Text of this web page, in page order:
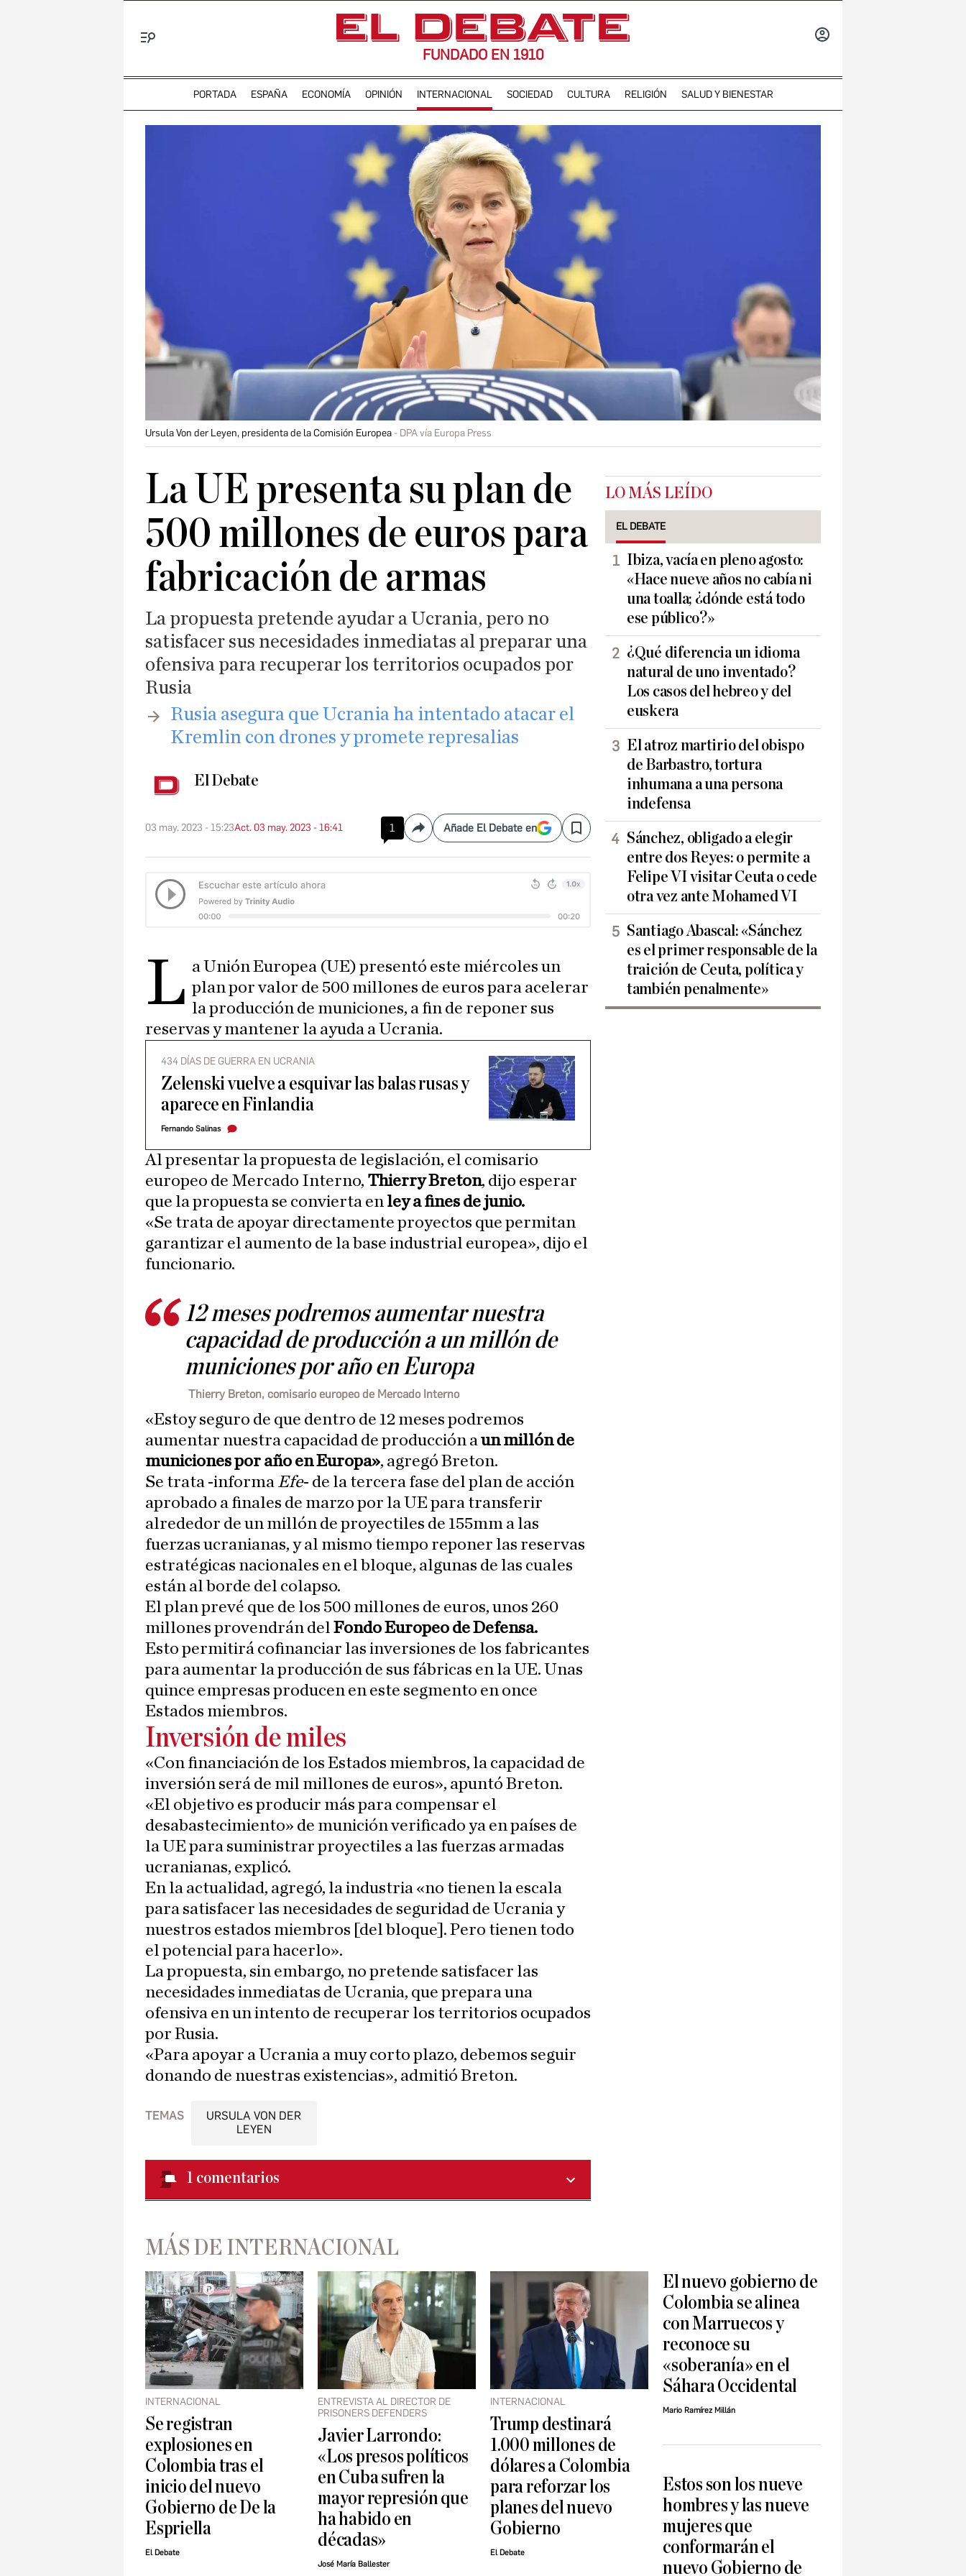
FUNDADO EN 1910
PORTADA ESPAÑA ECONOMÍA OPINIÓN INTERNACIONAL SOCIEDAD CULTURA RELIGIÓN SALUD Y BIENESTAR
Ursula Von der Leyen, presidenta de la Comisión Europea DPA vía Europa Press
La UE presenta su plan de
500 millones de euros para
fabricación de armas
La propuesta pretende ayudar a Ucrania, pero no
satisfacer sus necesidades inmediatas al preparar una
ofensiva para recuperar los territorios ocupados por
Rusia
​Rusia asegura que Ucrania ha intentado atacar el
Kremlin con drones y promete represalias
El Debate
03 may. 2023 - 15:23Act. 03 may. 2023 - 16:41 1 CompartirAñade El Debate en Save
L a Unión Europea (UE) presentó este miércoles un
plan por valor de 500 millones de euros para acelerar
la producción de municiones, a fin de reponer sus
reservas y mantener la ayuda a Ucrania.
434 DÍAS DE GUERRA EN UCRANIA
Zelenski vuelve a esquivar las balas rusas y
aparece en Finlandia
Fernando Salinas
Al presentar la propuesta de legislación, el comisario
europeo de Mercado Interno, Thierry Breton, dijo esperar
que la propuesta se convierta en ley a fines de junio.
«Se trata de apoyar directamente proyectos que permitan
garantizar el aumento de la base industrial europea», dijo el
funcionario.
12 meses podremos aumentar nuestra
capacidad de producción a un millón de
municiones por año en Europa
Thierry Breton, comisario europeo de Mercado Interno
«Estoy seguro de que dentro de 12 meses podremos
aumentar nuestra capacidad de producción aun millón de
municiones por año en Europa», agregó Breton.
Se trata -informa Efe- de la tercera fase del plan de acción
aprobado a finales de marzo por la UE para transferir
alrededor de un millón de proyectiles de 155mm a las
fuerzas ucranianas, y al mismo tiempo reponer las reservas
estratégicas nacionales en el bloque, algunas de las cuales
están al borde del colapso.
El plan prevé que de los 500 millones de euros, unos 260
millones provendrán del Fondo Europeo de Defensa.
Esto permitirá cofinanciar las inversiones de los fabricantes
para aumentar la producción de sus fábricas en la UE. Unas
quince empresas producen en este segmento en once
Estados miembros.
Inversión de miles
«Con financiación de los Estados miembros, la capacidad de
inversión será de mil millones de euros», apuntó Breton.
«El objetivo es producir más para compensar el
desabastecimiento» de munición verificado ya en países de
la UE para suministrar proyectiles a las fuerzas armadas
ucranianas, explicó.
En la actualidad, agregó, la industria «no tienen la escala
para satisfacer las necesidades de seguridad de Ucrania y
nuestros estados miembros [del bloque]. Pero tienen todo
el potencial para hacerlo».
La propuesta, sin embargo, no pretende satisfacer las
necesidades inmediatas de Ucrania, que prepara una
ofensiva en un intento de recuperar los territorios ocupados
por Rusia.
«Para apoyar a Ucrania a muy corto plazo, debemos seguir
donando de nuestras existencias», admitió Breton.
TEMAS
URSULA VON DER
LEYEN
1 comentarios
LO MÁS LEÍDO
EL DEBATE
Ibiza, vacía en pleno agosto:
«Hace nueve años no cabía ni
una toalla; ¿dónde está todo
ese público?»
¿Qué diferencia un idioma
natural de uno inventado?
Los casos del hebreo y del
euskera
El atroz martirio del obispo
de Barbastro, tortura
inhumana a una persona
indefensa
Sánchez, obligado a elegir
entre dos Reyes: o permite a
Felipe VI visitar Ceuta o cede
otra vez ante Mohamed VI
Santiago Abascal: «Sánchez
es el primer responsable de la
traición de Ceuta, política y
también penalmente»
MÁS DE INTERNACIONAL
INTERNACIONAL
Se registran
explosiones en
Colombia tras el
inicio del nuevo
Gobierno de De la
Espriella
El Debate
ENTREVISTA AL DIRECTOR DE
PRISONERS DEFENDERS
Javier Larrondo:
«Los presos políticos
en Cuba sufren la
mayor represión que
ha habido en
décadas»
José María Ballester
INTERNACIONAL
Trump destinará
1.000 millones de
dólares a Colombia
para reforzar los
planes del nuevo
Gobierno
El Debate
El nuevo gobierno de
Colombia se alinea
con Marruecos y
reconoce su
«soberanía» en el
Sáhara Occidental
Mario Ramírez Millán
Estos son los nueve
hombres y las nueve
mujeres que
conformarán el
nuevo Gobierno de